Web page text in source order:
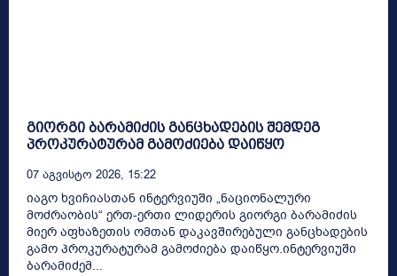
გიორგი ბარამიძის განცხადების შემდეგ
პროკურატურამ გამოძიება დაიწყო
07 Აგვისტო 2026, 15:22
იაგო ხვიჩიასთან ინტერვიუში „ნაციონალური
მოძრაობის“ ერთ-ერთი ლიდერის გიორგი ბარამიძის
მიერ აფხაზეთის ომთან დაკავშირებული განცხადების
გამო პროკურატურამ გამოძიება დაიწყო.ინტერვიუში
ბარამიძემ...